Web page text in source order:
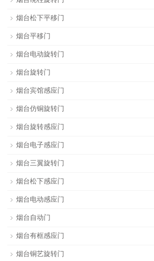
烟台松下平移门
烟台平移门
烟台电动旋转门
烟台旋转门
烟台宾馆感应门
烟台仿铜旋转门
烟台旋转感应门
烟台电子感应门
烟台三翼旋转门
烟台松下感应门
烟台电动感应门
烟台自动门
烟台有框感应门
烟台铜艺旋转门